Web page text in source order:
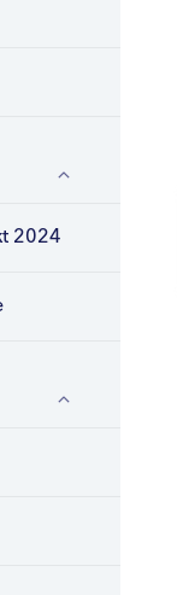
2024